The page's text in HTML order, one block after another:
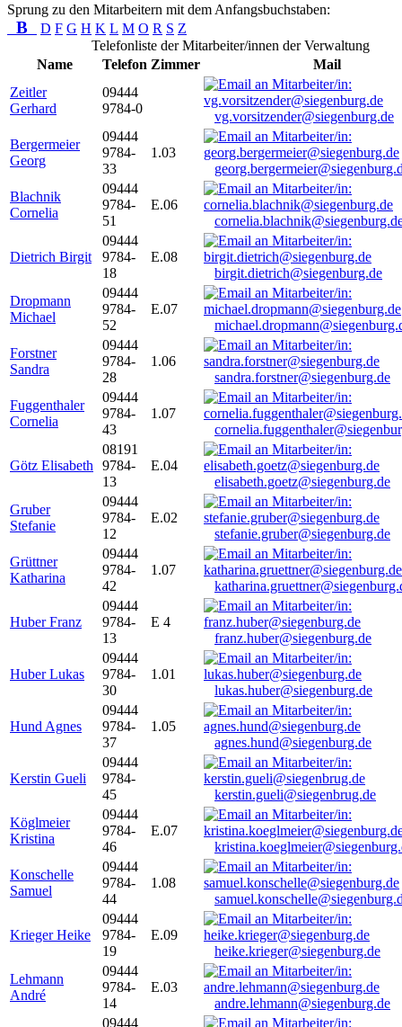
Sprung zu den Mitarbeitern mit dem Anfangsbuchstaben:
B D F G H K L M O R S Z
Telefonliste der Mitarbeiter/innen der Verwaltung
Name
Telefon Zimmer
Mail
Zeitler
Gerhard
09444
9784-0
vg.vorsitzender@siegenburg.de
Bergermeier
Georg
09444
9784-
33
1.03
Blachnik
Cornelia
09444
9784-
51
E.06
Dietrich Birgit
09444
9784-
18
E.08
birgit.dietrich@siegenburg.de
Dropmann
Michael
09444
9784-
52
E.07
Forstner
Sandra
09444
9784-
28
1.06
sandra.forstner@siegenburg.de
Fuggenthaler
Cornelia
09444
9784-
43
1.07
Götz Elisabeth
08191
9784-
13
E.04
elisabeth.goetz@siegenburg.de
Gruber
Stefanie
09444
9784-
12
E.02
stefanie.gruber@siegenburg.de
Grüttner
Katharina
09444
9784-
42
1.07
Huber Franz
09444
9784-
13
E 4
franz.huber@siegenburg.de
Huber Lukas
09444
9784-
30
1.01
lukas.huber@siegenburg.de
Hund Agnes
09444
9784-
37
1.05
agnes.hund@siegenburg.de
Kerstin Gueli
09444
9784-
45
kerstin.gueli@siegenbrug.de
Köglmeier
Kristina
09444
9784-
46
E.07
Konschelle
Samuel
09444
9784-
44
1.08
Krieger Heike
09444
9784-
19
E.09
heike.krieger@siegenburg.de
Lehmann
André
09444
9784-
14
E.03
andre.lehmann@siegenburg.de
09444